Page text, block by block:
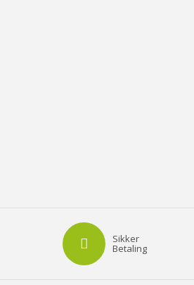
Sikker
Betaling